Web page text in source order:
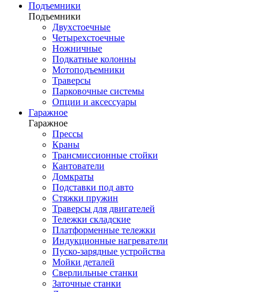
Подъемники
Подъемники
Двухстоечные
Четырехстоечные
Ножничные
Подкатные колонны
Мотоподъемники
Траверсы
Парковочные системы
Опции и аксессуары
Гаражное
Гаражное
Прессы
Краны
Трансмиссионные стойки
Кантователи
Домкраты
Подставки под авто
Стяжки пружин
Траверсы для двигателей
Тележки складские
Платформенные тележки
Индукционные нагреватели
Пуско-зарядные устройства
Мойки деталей
Сверлильные станки
Заточные станки